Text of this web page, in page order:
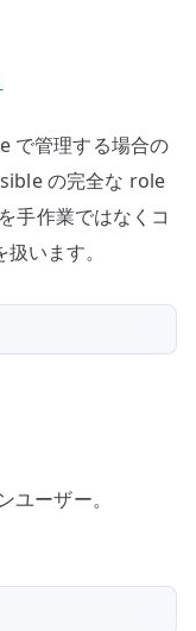
で管理する場合の
の完全な role
手作業ではなくコ
います。
ーザー。